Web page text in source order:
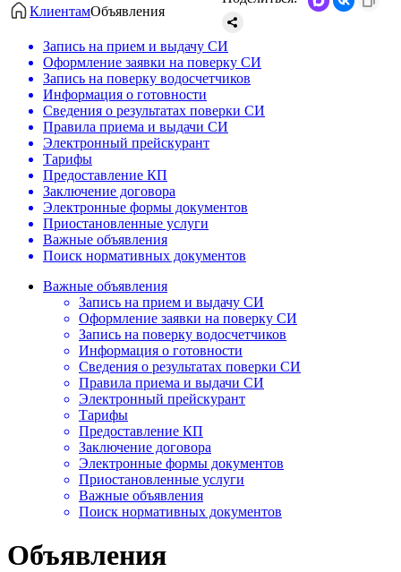
КлиентамОбъявления
Запись на прием и выдачу СИ
Оформление заявки на поверку СИ
Запись на поверку водосчетчиков
Информация о готовности
Сведения о результатах поверки СИ
Правила приема и выдачи СИ
Электронный прейскурант
Тарифы
Предоставление КП
Заключение договора
Электронные формы документов
Приостановленные услуги
Важные объявления
Поиск нормативных документов
Важные объявления
Запись на прием и выдачу СИ
Оформление заявки на поверку СИ
Запись на поверку водосчетчиков
Информация о готовности
Сведения о результатах поверки СИ
Правила приема и выдачи СИ
Электронный прейскурант
Тарифы
Предоставление КП
Заключение договора
Электронные формы документов
Приостановленные услуги
Важные объявления
Поиск нормативных документов
Объявления